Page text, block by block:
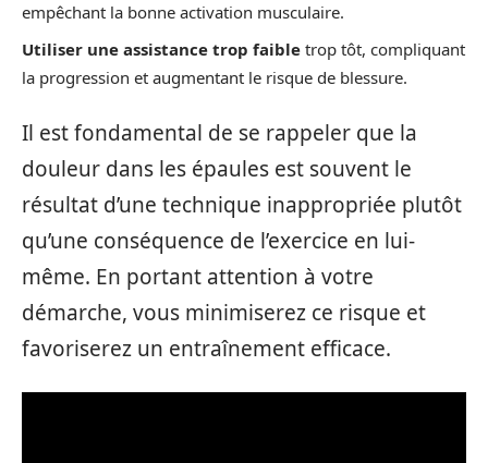
empêchant la bonne activation musculaire.
Utiliser une assistance trop faible trop tôt, compliquant
la progression et augmentant le risque de blessure.
Il est fondamental de se rappeler que la
douleur dans les épaules est souvent le
résultat d’une technique inappropriée plutôt
qu’une conséquence de l’exercice en lui-
même. En portant attention à votre
démarche, vous minimiserez ce risque et
favoriserez un entraînement efficace.